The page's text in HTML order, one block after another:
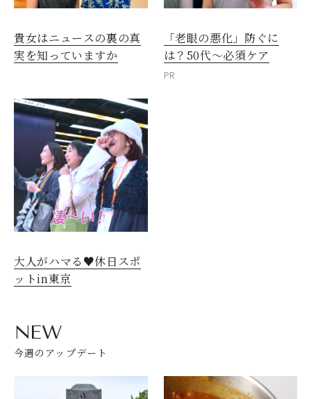
貴女はニュースの裏の真
実を知っていますか
「老眼の悪化」防ぐに
は？50代～必須ケア
PR
大人がハマる♥休日スポ
ットin東京
NEW
今週のアップデート